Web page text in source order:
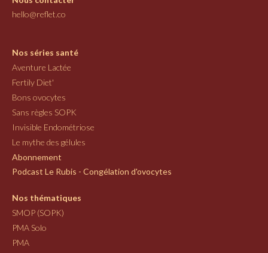
hello@reflet.co
Nos séries santé
Aventure Lactée
Fertily Diet'
Bons ovocytes
Sans règles SOPK
Invisible Endométriose
Le mythe des gélules
Abonnement
Podcast Le Rubis - Congélation d'ovocytes
Nos thématiques
SMOP (SOPK)
PMA Solo
PMA